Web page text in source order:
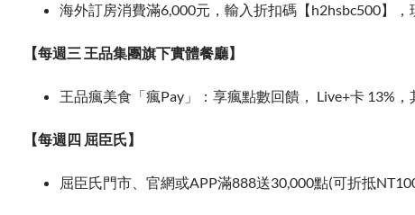
海外訂房消費滿6,000元，輸入折扣碼【h2hsbc500】
【每週三 王品集團旗下實體餐廳】
王品瘋美食「瘋Pay」：享瘋點數回饋， Live+卡 13%，
【每週四 屈臣氏】
屈臣氏門市、官網或APP滿888送30,000點(可折抵